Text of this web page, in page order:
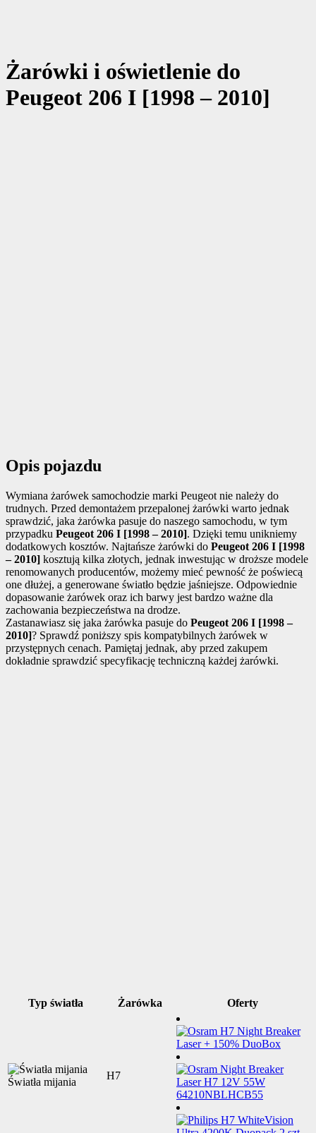
Żarówki i oświetlenie do
Peugeot 206 I [1998 – 2010]
Opis pojazdu
Wymiana żarówek samochodzie marki Peugeot nie należy do
trudnych. Przed demontażem przepalonej żarówki warto jednak
sprawdzić, jaka żarówka pasuje do naszego samochodu, w tym
przypadku Peugeot 206 I [1998 – 2010]. Dzięki temu unikniemy
dodatkowych kosztów. Najtańsze żarówki do Peugeot 206 I [1998
– 2010] kosztują kilka złotych, jednak inwestując w droższe modele
renomowanych producentów, możemy mieć pewność że poświecą
one dłużej, a generowane światło będzie jaśniejsze. Odpowiednie
dopasowanie żarówek oraz ich barwy jest bardzo ważne dla
zachowania bezpieczeństwa na drodze.
Zastanawiasz się jaka żarówka pasuje do Peugeot 206 I [1998 –
2010]? Sprawdź poniższy spis kompatybilnych żarówek w
przystępnych cenach. Pamiętaj jednak, aby przed zakupem
dokładnie sprawdzić specyfikację techniczną każdej żarówki.
Typ światła Żarówka Oferty
Światła mijania
H7